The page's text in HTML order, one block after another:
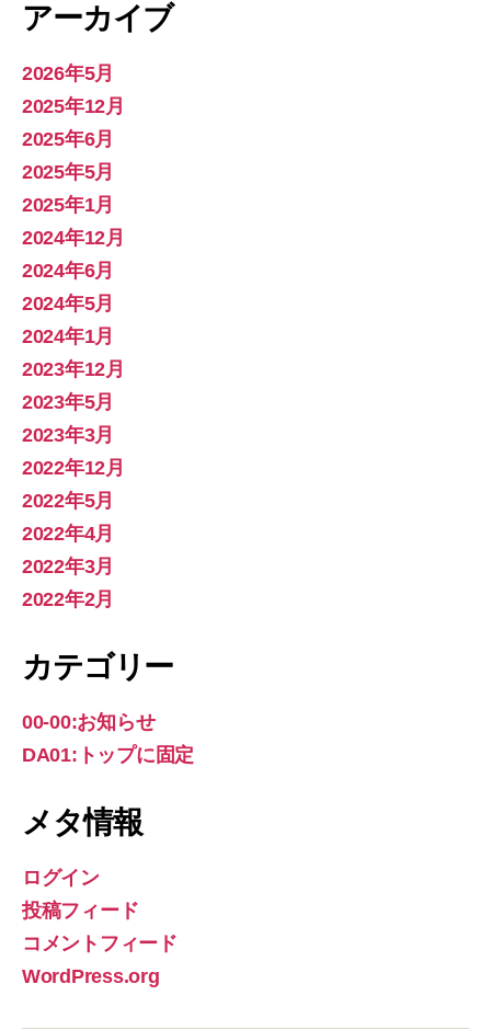
アーカイブ
2026年5月
2025年12月
2025年6月
2025年5月
2025年1月
2024年12月
2024年6月
2024年5月
2024年1月
2023年12月
2023年5月
2023年3月
2022年12月
2022年5月
2022年4月
2022年3月
2022年2月
カテゴリー
00-00:お知らせ
DA01:トップに固定
メタ情報
ログイン
投稿フィード
コメントフィード
WordPress.org